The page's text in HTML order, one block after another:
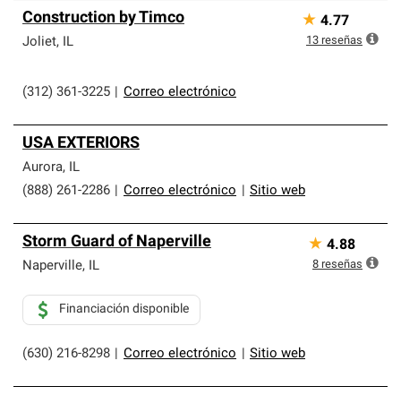
Construction by Timco
Joliet, IL
(312) 361-3225 Correo electrónico
★ 4.77
13 reseñas
USA EXTERIORS
Aurora, IL
(888) 261-2286
Correo electrónico Sitio web
Storm Guard of Naperville
Naperville, IL
(630) 216-8298 Correo electrónico Sitio web
Financiación disponible
★ 4.88
8 reseñas